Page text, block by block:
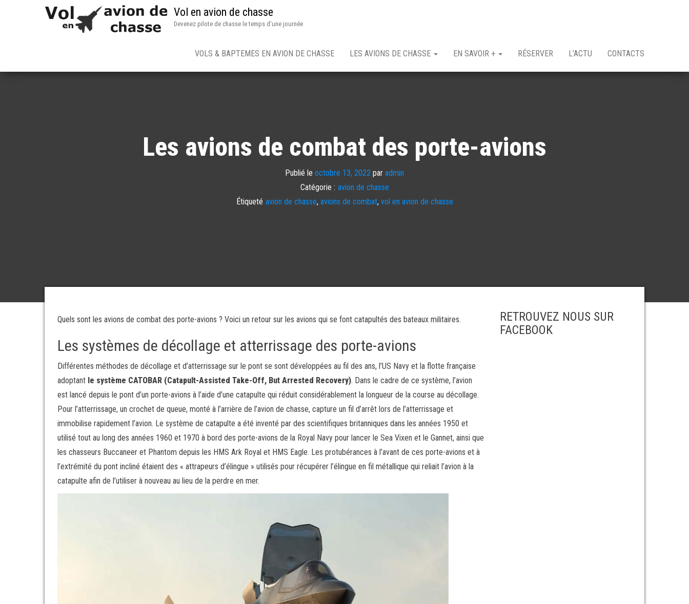
Vol en avion de chasse
Devenez pilote de chasse le temps d'une journée
VOLS & BAPTEMES EN AVION DE CHASSE LES AVIONS DE CHASSE EN SAVOIR + RÉSERVER L’ACTU CONTACTS
Les avions de combat des porte-avions
Publié le octobre 13, 2022 par admin
Catégorie : avion de chasse
Étiqueté avion de chasse, avions de combat, vol en avion de chasse
Quels sont les avions de combat des porte-avions ? Voici un retour sur les avions qui se font catapultés des bateaux militaires.
Les systèmes de décollage et atterrissage des porte-avions
Différentes méthodes de décollage et d’atterrissage sur le pont se sont développées au fil des ans, l’US Navy et la flotte française
adoptant le système CATOBAR (Catapult-Assisted Take-Off, But Arrested Recovery). Dans le cadre de ce système, l’avion
est lancé depuis le pont d’un porte-avions à l’aide d’une catapulte qui réduit considérablement la longueur de la course au décollage.
Pour l’atterrissage, un crochet de queue, monté à l’arrière de l’avion de chasse, capture un fil d’arrêt lors de l’atterrissage et
immobilise rapidement l’avion. Le système de catapulte a été inventé par des scientifiques britanniques dans les années 1950 et
utilisé tout au long des années 1960 et 1970 à bord des porte-avions de la Royal Navy pour lancer le Sea Vixen et le Gannet, ainsi que
les chasseurs Buccaneer et Phantom depuis les HMS Ark Royal et HMS Eagle. Les protubérances à l’avant de ces porte-avions et à
l’extrémité du pont incliné étaient des « attrapeurs d’élingue » utilisés pour récupérer l’élingue en fil métallique qui reliait l’avion à la
catapulte afin de l’utiliser à nouveau au lieu de la perdre en mer.
RETROUVEZ NOUS SUR
FACEBOOK